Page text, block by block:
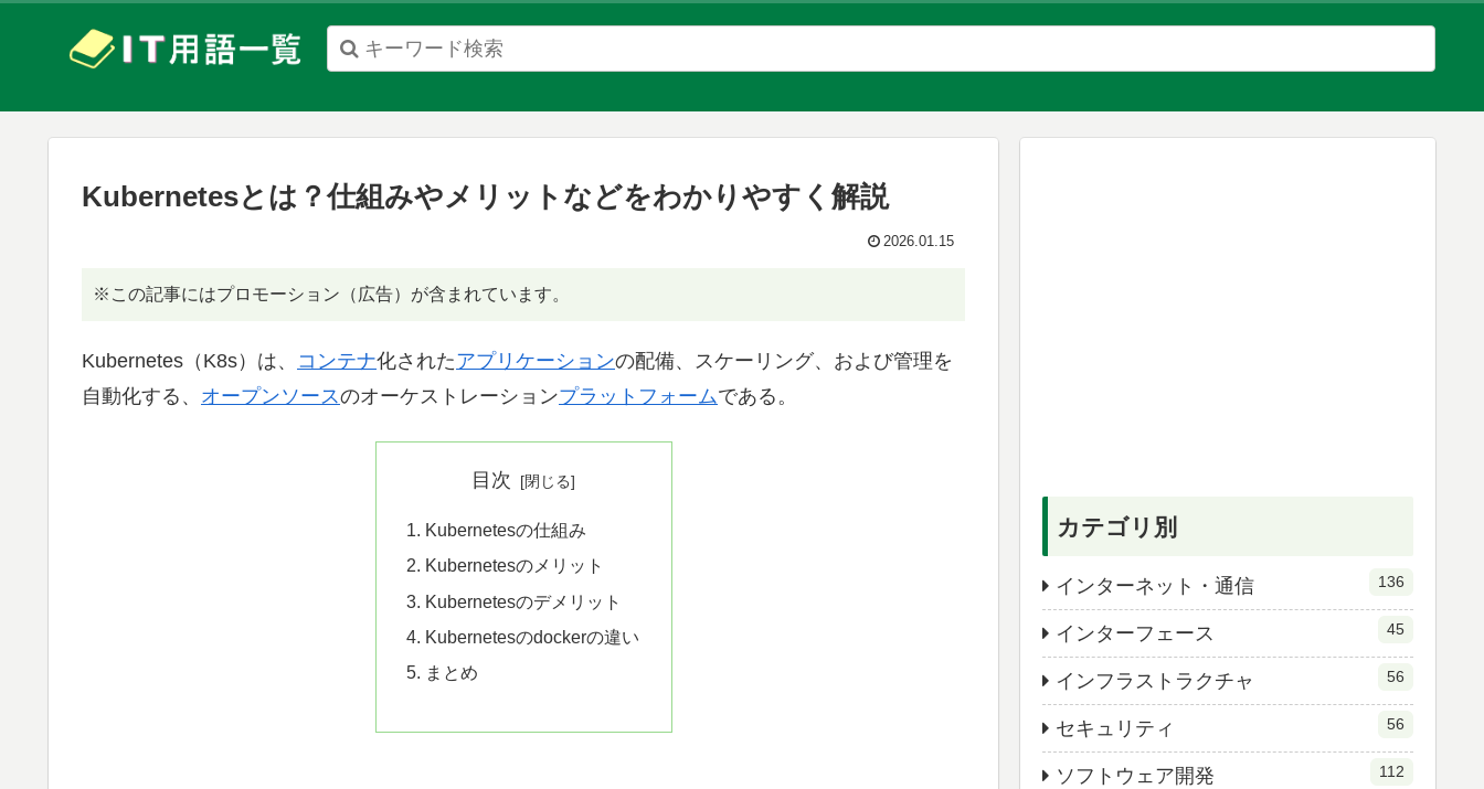
are
up
down
arrows
Kubernetesとは？仕組みやメリットなどをわかりやすく解説
2026.01.15
※この記事にはプロモーション（広告）が含まれています。
Kubernetes（K8s）は、 コンテナ化されたアプリケーションの配備、スケーリング、および管理を
自動化する、 オープンソースのオーケストレーションプラットフォームである。
目次
Kubernetesの仕組み
Kubernetesのメリット
Kubernetesのデメリット
Kubernetesのdockerの違い
まとめ
カテゴリ別
インターネット・通信 136
インターフェース 45
インフラストラクチャ 56
セキュリティ 56
ソフトウェア開発 112